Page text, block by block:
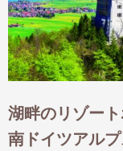
湖畔のリゾー
南ドイツアル